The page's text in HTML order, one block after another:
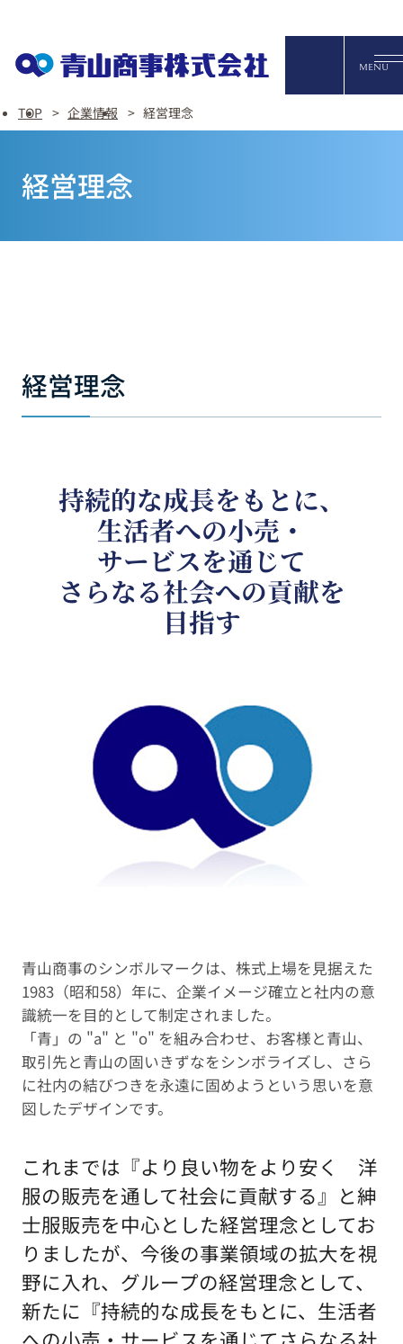
English
オンラ
MENU
TOP 企業情報 経営理念
経営理念
経営理念
持続的な成長をもとに、
生活者への小売・
サービスを通じて
さらなる社会への貢献を
目指す
青山商事のシンボルマークは、株式上場を見据えた
1983（昭和58）年に、企業イメージ確立と社内の意
識統一を目的として制定されました。
「青」の "a" と "o" を組み合わせ、お客様と青山、
取引先と青山の固いきずなをシンボライズし、さら
に社内の結びつきを永遠に固めようという思いを意
図したデザインです。
これまでは『より良い物をより安く 洋
服の販売を通して社会に貢献する』と紳
士服販売を中心とした経営理念としてお
りましたが、今後の事業領域の拡大を視
野に入れ、グループの経営理念として、
新たに『持続的な成長をもとに、生活者